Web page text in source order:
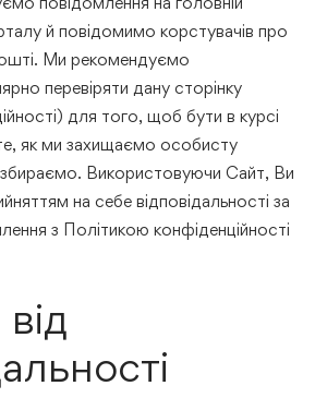
й повідомимо корстувачів про
Ми рекомендуємо
перевіряти дану сторінку
для того, щоб бути в курсі
як ми захищаємо особисту
Використовуючи Сайт, Ви
на себе відповідальності за
з Політикою конфіденційності